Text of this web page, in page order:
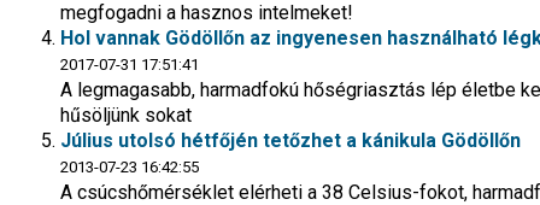
megfogadni a hasznos intelmeket!
Hol vannak Gödöllőn az ingyenesen használható
2017-07-31 17:51:41
A legmagasabb, harmadfokú hőségriasztás lép életbe
hűsöljünk sokat
Július utolsó hétfőjén tetőzhet a kánikula Gödöllőn
2013-07-23 16:42:55
A csúcshőmérséklet elérheti a 38 Celsius-fokot,